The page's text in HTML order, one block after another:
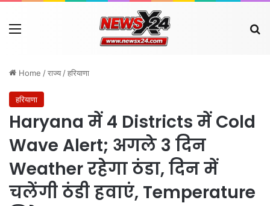
Menu
Home /राज्य /हरियाणा
हरियाणा
Haryana में 4 Districts में Cold
Wave Alert; अगले 3 दिन
Weather रहेगा ठंडा, दिन में
चलेंगी ठंडी हवाएं, Temperature